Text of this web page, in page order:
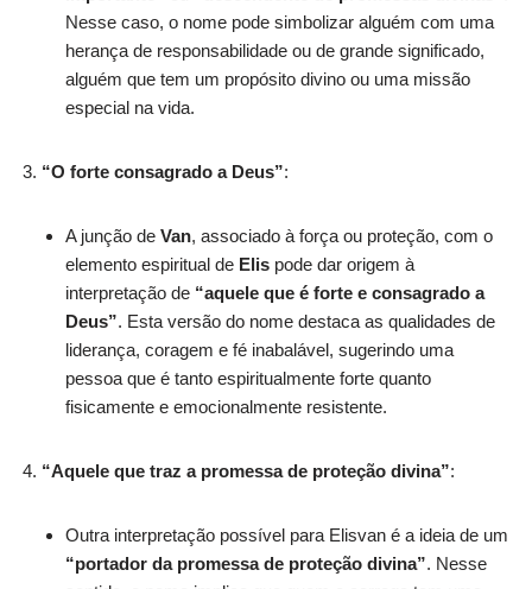
Nesse caso, o nome pode simbolizar alguém com uma
herança de responsabilidade ou de grande significado,
alguém que tem um propósito divino ou uma missão
especial na vida.
“O forte consagrado a Deus”:
A junção de Van, associado à força ou proteção, com o
elemento espiritual de Elis pode dar origem à
interpretação de “aquele que é forte e consagrado a
Deus”. Esta versão do nome destaca as qualidades de
liderança, coragem e fé inabalável, sugerindo uma
pessoa que é tanto espiritualmente forte quanto
fisicamente e emocionalmente resistente.
“Aquele que traz a promessa de proteção divina”:
Outra interpretação possível para Elisvan é a ideia de um
“portador da promessa de proteção divina”. Nesse